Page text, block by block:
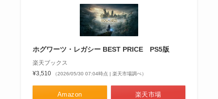
ホグワーツ・レガシー BEST PRICE PS5版
楽天ブックス
¥3,510
（2026/05/30 07:04時点 | 楽天市場調べ）
Amazon 楽天市場